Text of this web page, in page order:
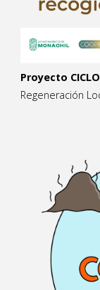
Proyecto CICLO
Regeneración